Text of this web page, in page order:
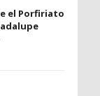
el Porfiriato